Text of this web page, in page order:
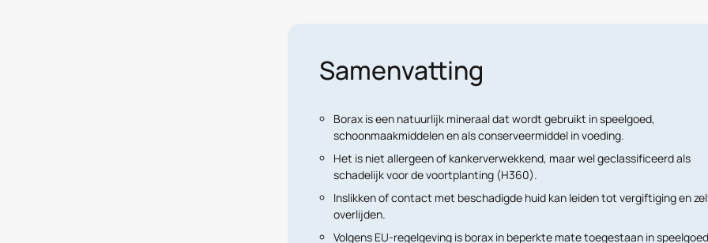
Samenvatting
Borax is een natuurlijk mineraal dat wordt gebruikt in speelgoed,
schoonmaakmiddelen en als conserveermiddel in voeding.
Het is niet allergeen of kankerverwekkend, maar wel geclassificeerd als
schadelijk voor de voortplanting (H360).
Inslikken of contact met beschadigde huid kan leiden tot vergiftiging en
overlijden.
Volgens EU-regelgeving is borax in beperkte mate toegestaan in